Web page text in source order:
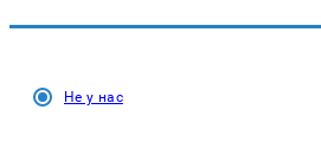
Не у нас